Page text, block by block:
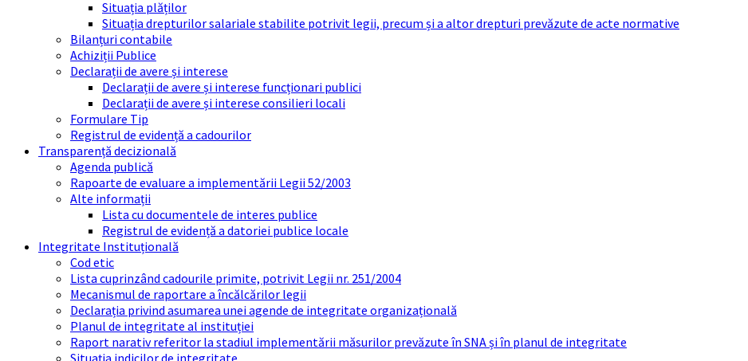
Situația plăților
Situația drepturilor salariale stabilite potrivit legii, precum și a altor drepturi prevăzute de acte normative
Bilanțuri contabile
Achiziții Publice
Declarații de avere și interese
Declarații de avere și interese funcționari publici
Declarații de avere și interese consilieri locali
Formulare Tip
Registrul de evidență a cadourilor
Transparență decizională
Agenda publică
Rapoarte de evaluare a implementării Legii 52/2003
Alte informații
Lista cu documentele de interes publice
Registrul de evidență a datoriei publice locale
Integritate Instituțională
Cod etic
Lista cuprinzând cadourile primite, potrivit Legii nr. 251/2004
Mecanismul de raportare a încălcărilor legii
Declarația privind asumarea unei agende de integritate organizațională
Planul de integritate al instituției
Raport narativ referitor la stadiul implementării măsurilor prevăzute în SNA și în planul de integritate
Situația indicilor de integritate